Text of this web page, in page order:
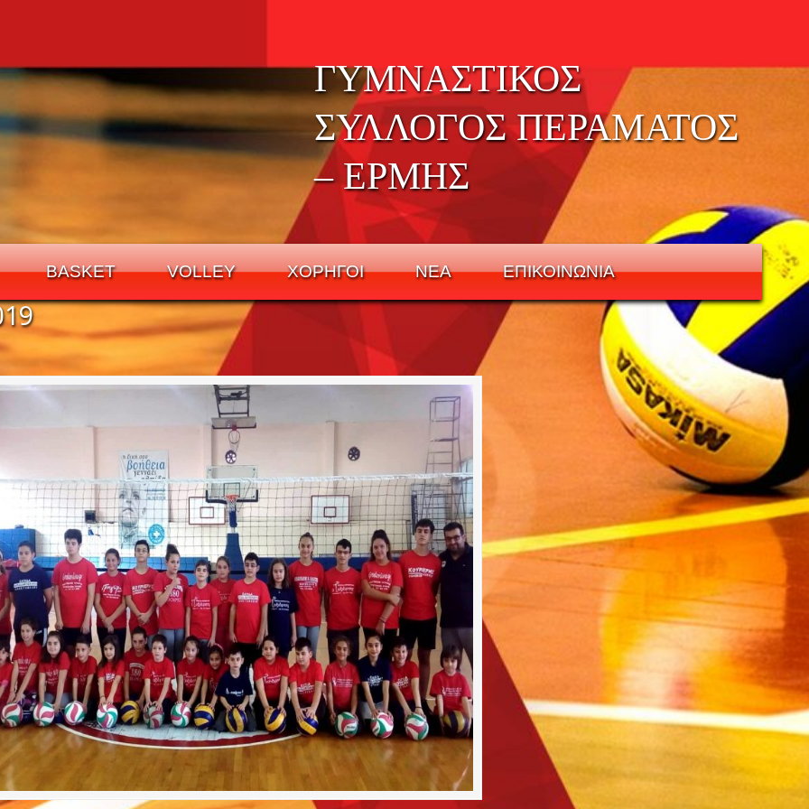
ΓΥΜΝΑΣΤΙΚΟΣ
ΣΥΛΛΟΓΟΣ ΠΕΡΑΜΑΤΟΣ
– ΕΡΜΗΣ
BASKET VOLLEY ΧΟΡΗΓΟΙ ΝΕΑ ΕΠΙΚΟΙΝΩΝΙΑ